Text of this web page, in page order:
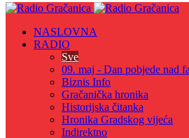
NASLOVNA
RADIO
Sve
09. maj - Dan pobjede nad
Biznis Info
Gračanička hronika
Historijska čitanka
Hronika Gradskog vijeća
Indirektno